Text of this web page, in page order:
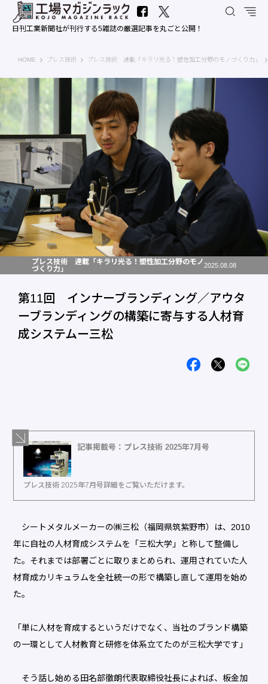
日刊工業新聞社が刊行する5雑誌の厳選記事を丸ごと公開！
HOME 工場マガジンラック｜日刊工業新聞社
プレス技術 プレス技術 連載「キラリ光る！塑性加工分野のモノづくり力」
プレス技術 連載「キラリ光る！塑性加工分野のモノ
づくり力」
2025.08.08
第11回 インナーブランディング／アウタ
ーブランディングの構築に寄与する人材育
成システムー三松
記事掲載号：プレス技術 2025年7月号
プレス技術 2025年7月号詳細をご覧いただけます。
シートメタルメーカーの㈱三松（福岡県筑紫野市）は、2010
年に自社の人材育成システムを「三松大学」と称して整備し
た。それまでは部署ごとに取りまとめられ、運用されていた人
材育成カリキュラムを全社統一の形で構築し直して運用を始め
た。
「単に人材を育成するというだけでなく、当社のブランド構築
の一環として人材教育と研修を体系立てたのが三松大学です」
そう話し始める田名部徹朗代表取締役社長によれば、板金加